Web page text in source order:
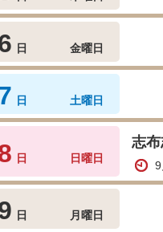
日 金曜日
日 土曜日
日 日曜日
志
日 月曜日